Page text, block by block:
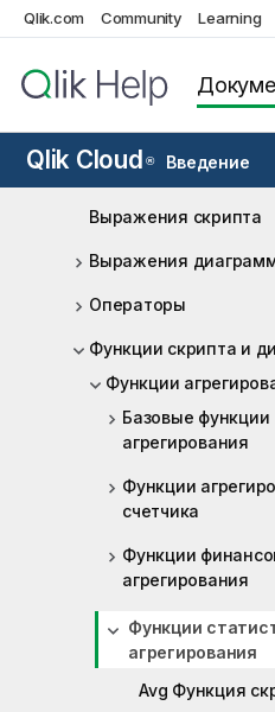
Qlik.com Community Learning
Qlik Cloud ® Введение
Обзор синтаксиса
Операторы и
скрипта
Работа с
редакторе загрузки
Выражения скрипта
Выражения
Операторы
Функции скрипта и
Функции
Базовые функции
агрегирования
Функции
счетчика
Функции
агрегирования
Функции
агрегирования
Avg Функция